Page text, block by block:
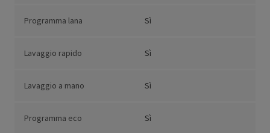
Programma lana Sì
Lavaggio rapido Sì
Lavaggio a mano Sì
Programma eco Sì